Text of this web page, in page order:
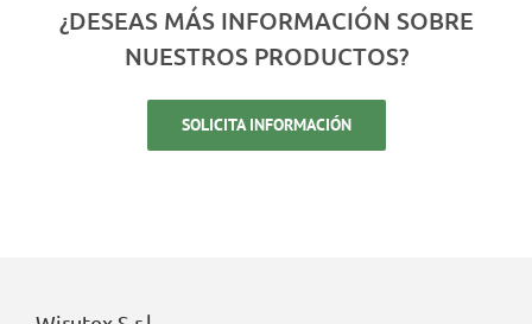
¿DESEAS MÁS INFORMACIÓN SOBRE
NUESTROS PRODUCTOS?
SOLICITA INFORMACIÓN